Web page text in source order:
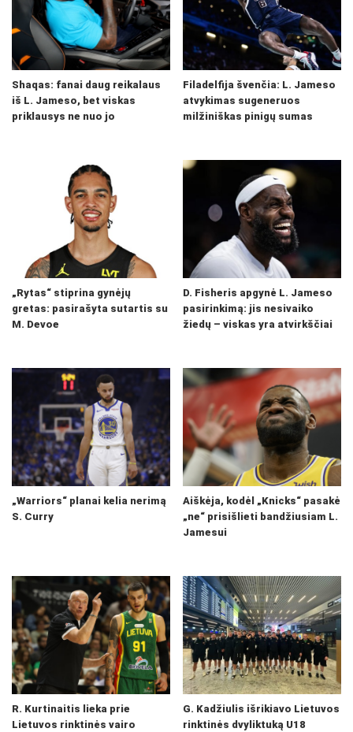
Shaqas: fanai daug reikalaus
iš L. Jameso, bet viskas
priklausys ne nuo jo
Filadelfija švenčia: L. Jameso
atvykimas sugeneruos
milžiniškas pinigų sumas
„Rytas“ stiprina gynėjų
gretas: pasirašyta sutartis su
M. Devoe
D. Fisheris apgynė L. Jameso
pasirinkimą: jis nesivaiko
žiedų – viskas yra atvirkščiai
„Warriors“ planai kelia nerimą
S. Curry
Aiškėja, kodėl „Knicks“ pasakė
„ne“ prisišlieti bandžiusiam L.
Jamesui
R. Kurtinaitis lieka prie
Lietuvos rinktinės vairo
G. Kadžiulis išrikiavo Lietuvos
rinktinės dvyliktuką U18